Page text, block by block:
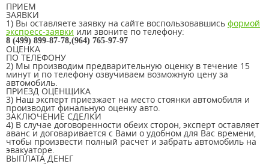
ПРИЕМ
ЗАЯВКИ
1) Вы оставляете заявку на сайте воспользовавшись формой
экспресс-заявки или звоните по телефону:
8 (499) 899-87-78,(964) 765-97-97
ОЦЕНКА
ПО ТЕЛЕФОНУ
2) Мы производим предварительную оценку в течение 15
минут и по телефону озвучиваем возможную цену за
автомобиль.
ПРИЕЗД ОЦЕНЩИКА
3) Наш эксперт приезжает на место стоянки автомобиля и
производит финальную оценку авто.
ЗАКЛЮЧЕНИЕ СДЕЛКИ
4) В случае договоренности обеих сторон, эксперт оставляет
аванс и договаривается с Вами о удобном для Вас времени,
чтобы произвести полный расчет и забрать автомобиль на
эвакуаторе.
ВЫПЛАТА ДЕНЕГ